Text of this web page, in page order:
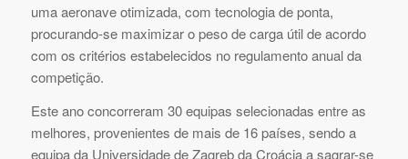
uma aeronave otimizada, com tecnologia de ponta,
procurando-se maximizar o peso de carga útil de acordo
com os critérios estabelecidos no regulamento anual da
competição.
Este ano concorreram 30 equipas selecionadas entre as
melhores, provenientes de mais de 16 países, sendo a
equipa da Universidade de Zagreb da Croácia a sagrar-se